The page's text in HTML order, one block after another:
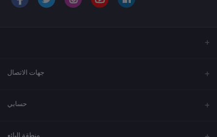
جهات الاتصال
العنوان
920033037
حسابي
تسجيل الدخول
منطقة البائع